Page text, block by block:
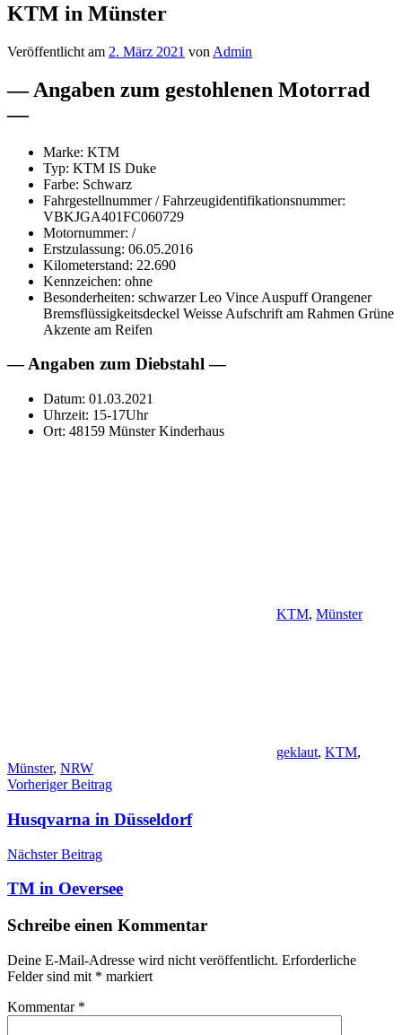
KTM in Münster
Veröffentlicht am 2. März 2021 von Admin
— Angaben zum gestohlenen Motorrad
—
Marke: KTM
Typ: KTM IS Duke
Farbe: Schwarz
Fahrgestellnummer / Fahrzeugidentifikationsnummer:
VBKJGA401FC060729
Motornummer: /
Erstzulassung: 06.05.2016
Kilometerstand: 22.690
Kennzeichen: ohne
Besonderheiten: schwarzer Leo Vince Auspuff Orangener
Bremsflüssigkeitsdeckel Weisse Aufschrift am Rahmen Grüne
Akzente am Reifen
— Angaben zum Diebstahl —
Datum: 01.03.2021
Uhrzeit: 15-17Uhr
Ort: 48159 Münster Kinderhaus
KTM, Münster
geklaut, KTM,
Münster, NRW
Beitragsnavigation
Vorheriger Beitrag
Husqvarna in Düsseldorf
Nächster Beitrag
TM in Oeversee
Schreibe einen Kommentar
Deine E-Mail-Adresse wird nicht veröffentlicht. Erforderliche
Felder sind mit * markiert
Kommentar *